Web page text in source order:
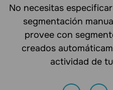
No necesitas
segmentación
provee con
creados
actividad de